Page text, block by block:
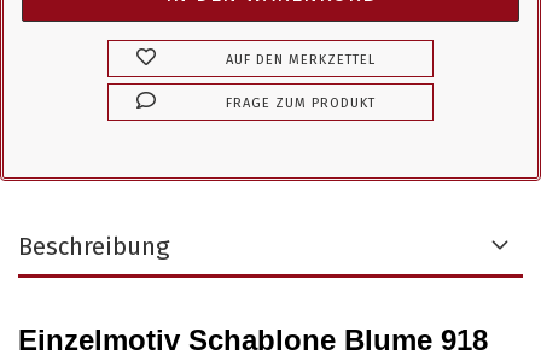
AUF DEN MERKZETTEL
FRAGE ZUM PRODUKT
Beschreibung
Einzelmotiv Schablone Blume 918